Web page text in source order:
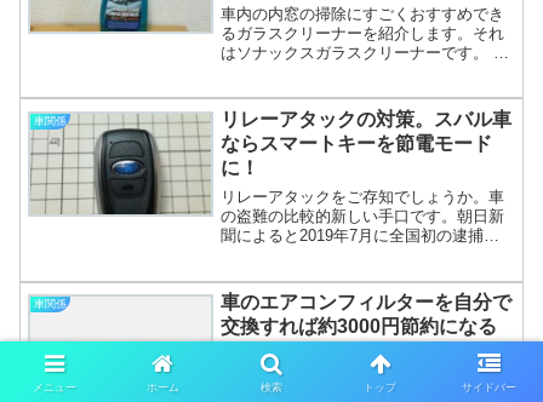
車内の内窓の掃除にすごくおすすめでき
るガラスクリーナーを紹介します。それ
はソナックスガラスクリーナーです。 ガ
満足できるものは少なかったです。拭き
ムラが残ったり、しつこ...
車関係
リレーアタックの対策。スバル車
ならスマートキーを節電モード
に！
リレーアタックをご存知でしょうか。車
の盗難の比較的新しい手口です。朝日新
聞によると2019年7月に全国初の逮捕者
す。 スマートキーの普及が進んでいるこ
とから、今後増え...
車関係
車のエアコンフィルターを自分で
交換すれば約3000円節約になる
家庭用のエアコンと同様に車のエアコン
メニュー ホーム 検索 トップ サイドバー